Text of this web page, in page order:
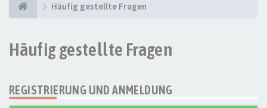
Häufig gestellte Fragen
Häufig gestellte Fragen
REGISTRIERUNG UND ANMELDUNG